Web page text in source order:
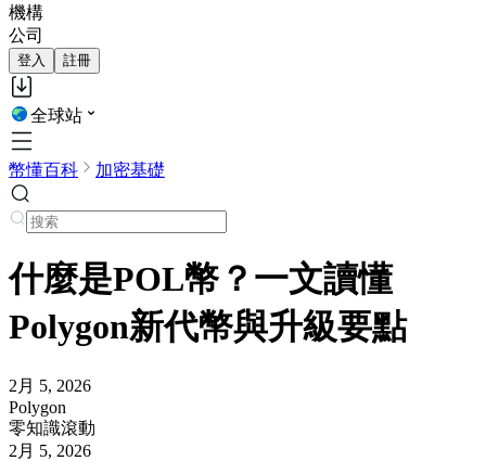
機構
公司
登入 註冊
全球站
幣懂百科 加密基礎
什麼是POL幣？一文讀懂
Polygon新代幣與升級要點
2月 5, 2026
Polygon
零知識滾動
2月 5, 2026